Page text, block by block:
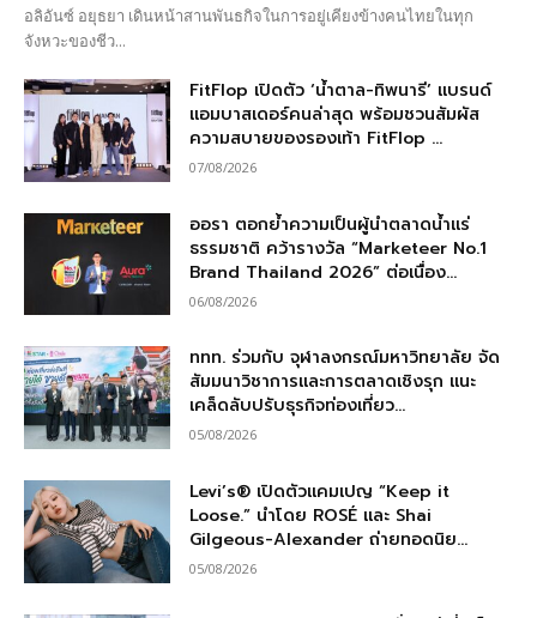
อลิอันซ์ อยุธยา เดินหน้าสานพันธกิจในการอยู่เคียงข้างคนไทยในทุก
จังหวะของชีว...
FitFlop เปิดตัว ‘น้ำตาล-ทิพนารี’ แบรนด์
แอมบาสเดอร์คนล่าสุด พร้อมชวนสัมผัส
ความสบายของรองเท้า FitFlop ...
07/08/2026
ออรา ตอกย้ำความเป็นผู้นำตลาดน้ำแร่
ธรรมชาติ คว้ารางวัล “Marketeer No.1
Brand Thailand 2026” ต่อเนื่อง...
06/08/2026
ททท. ร่วมกับ จุฬาลงกรณ์มหาวิทยาลัย จัด
สัมมนาวิชาการและการตลาดเชิงรุก แนะ
เคล็ดลับปรับธุรกิจท่องเที่ยว...
05/08/2026
Levi’s® เปิดตัวแคมเปญ “Keep it
Loose.” นำโดย ROSÉ และ Shai
Gilgeous-Alexander ถ่ายทอดนิย...
05/08/2026